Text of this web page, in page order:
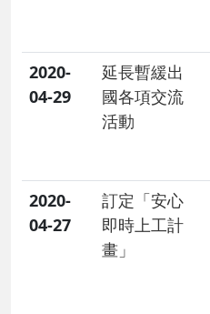
2020-
04-29
延長暫緩出
國各項交流
活動
2020-
04-27
訂定「安心
即時上工計
畫」